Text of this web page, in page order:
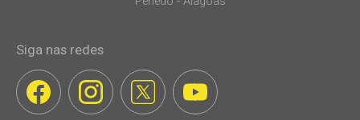
Siga nas redes